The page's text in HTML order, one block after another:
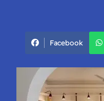
Facebook